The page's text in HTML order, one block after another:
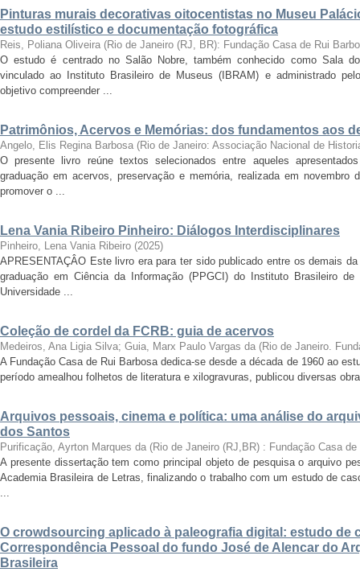
Pinturas murais decorativas oitocentistas no Museu
estudo estilístico e documentação fotográfica
Reis, Poliana Oliveira (Rio de Janeiro (RJ, BR): Fundação Casa de Rui
O estudo é centrado no Salão Nobre, também conhecido como Sala
vinculado ao Instituto Brasileiro de Museus (IBRAM) e administrado
objetivo compreender ...
Patrimônios, Acervos e Memórias: dos fundamentos aos
Angelo, Elis Regina Barbosa (Rio de Janeiro: Associação Nacional de
O presente livro reúne textos selecionados entre aqueles
graduação em acervos, preservação e memória, realizada em novembro
promover o ...
Lena Vania Ribeiro Pinheiro: Diálogos Interdisciplinares
Pinheiro, Lena Vania Ribeiro (2025)
APRESENTAÇÂO Este livro era para ter sido publicado entre os demais
graduação em Ciência da Informação (PPGCI) do Instituto Brasileiro
Universidade ...
Coleção de cordel da FCRB: guia de acervos
Medeiros, Ana Ligia Silva; Guia, Marx Paulo Vargas da (Rio de Janeiro.
A Fundação Casa de Rui Barbosa dedica-se desde a década de 1960 ao
período amealhou folhetos de literatura e xilogravuras, publicou diversas
Arquivos pessoais, cinema e política: uma análise do
dos Santos
Purificação, Ayrton Marques da (Rio de Janeiro (RJ,BR) : Fundação Casa
A presente dissertação tem como principal objeto de pesquisa o arquivo
Academia Brasileira de Letras, finalizando o trabalho com um estudo de
O crowdsourcing aplicado à paleografia digital: estudo de
Correspondência Pessoal do fundo José de Alencar do
Brasileira